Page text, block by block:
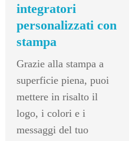
integratori
personalizzati con
stampa
Grazie alla stampa a
superficie piena, puoi
mettere in risalto il
logo, i colori e i
messaggi del tuo